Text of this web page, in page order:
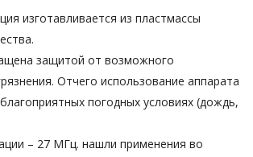
изготавливается из пластмассы
защитой от возможного
Отчего использование аппарата
погодных условиях (дождь,
– 27 МГц. нашли применения во